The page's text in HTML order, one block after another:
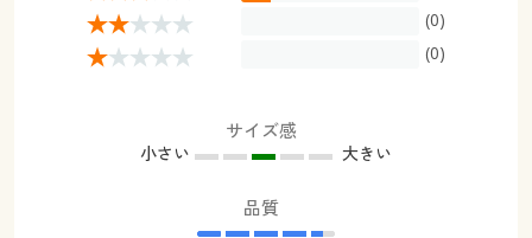
(0)
(0)
サイズ感
小さい 大きい
品質